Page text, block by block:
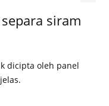
siram
dicipta oleh panel